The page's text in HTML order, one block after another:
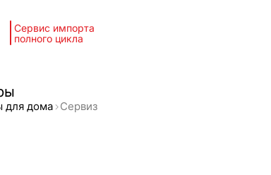
Сервис импорта
полного цикла
для дома Сервиз